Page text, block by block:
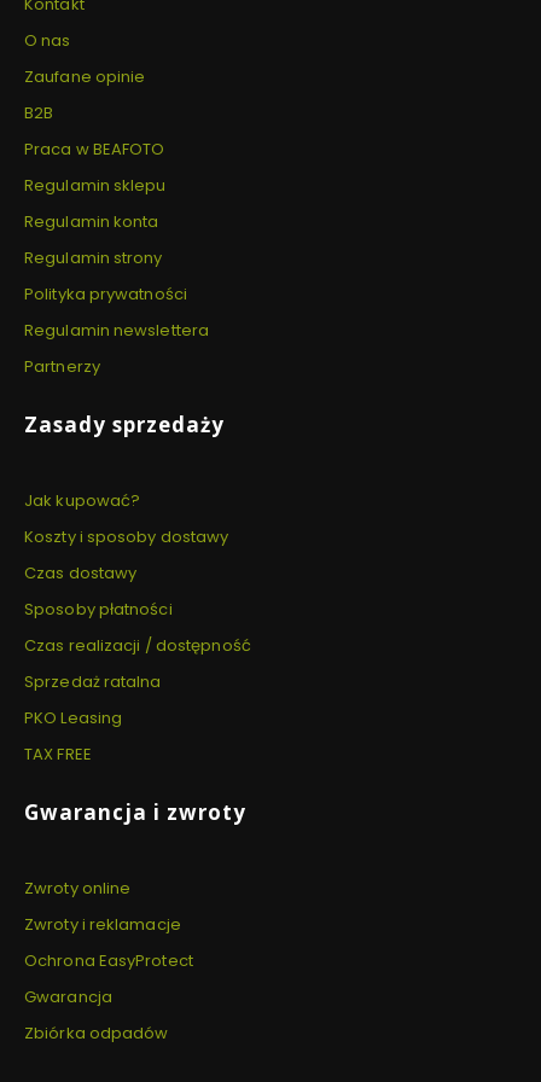
Kontakt
O nas
Zaufane opinie
B2B
Praca w BEAFOTO
Regulamin sklepu
Regulamin konta
Regulamin strony
Polityka prywatności
Regulamin newslettera
Partnerzy
Zasady sprzedaży
Jak kupować?
Koszty i sposoby dostawy
Czas dostawy
Sposoby płatności
Czas realizacji / dostępność
Sprzedaż ratalna
PKO Leasing
TAX FREE
Gwarancja i zwroty
Zwroty online
Zwroty i reklamacje
Ochrona EasyProtect
Gwarancja
Zbiórka odpadów